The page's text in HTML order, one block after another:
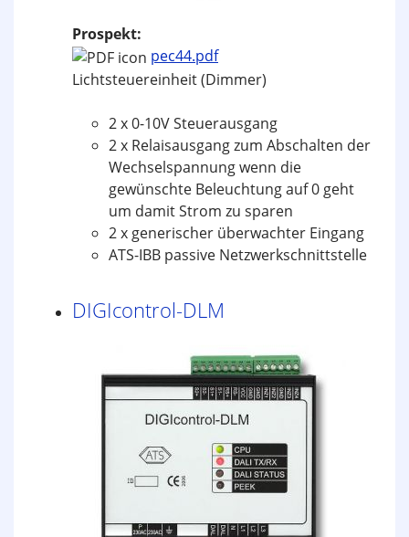
Prospekt:
pec44.pdf
Lichtsteuereinheit (Dimmer)
2 x 0-10V Steuerausgang
2 x Relaisausgang zum Abschalten der
Wechselspannung wenn die
gewünschte Beleuchtung auf 0 geht
um damit Strom zu sparen
2 x generischer überwachter Eingang
ATS-IBB passive Netzwerkschnittstelle
DIGIcontrol-DLM